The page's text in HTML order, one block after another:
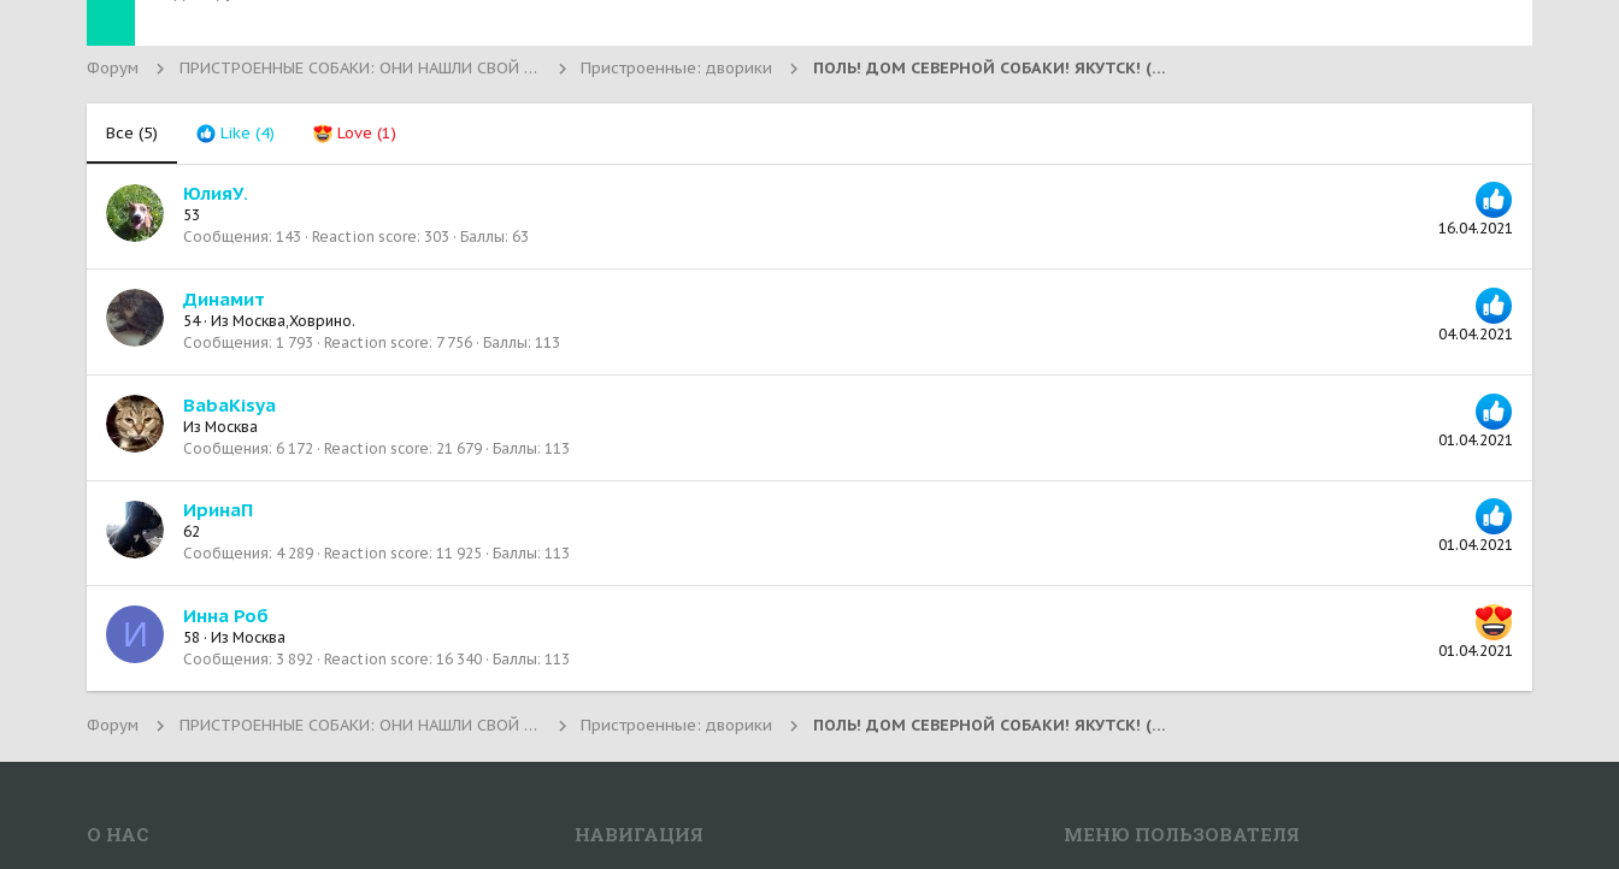
Форум ПРИСТРОЕННЫЕ СОБАКИ: ОНИ НАШЛИ СВОЙ ДОМ! Пристроенные: дворики ПОЛЬ! ДОМ СЕВЕРНОЙ СОБАКИ! ЯКУТСК! (2021) В ГОЛЛАНДИИ!
Все (5) Like (4) Love (1)
16.04.2021
ЮлияУ.
53
Сообщения 143 Reaction score 303 Баллы 63
04.04.2021
Динамит
54 · Из Москва,Ховрино.
Сообщения 1 793 Reaction score 7 756 Баллы 113
01.04.2021
BabaKisya
Из Москва
Сообщения 6 172 Reaction score 21 679 Баллы 113
01.04.2021
ИринаП
62
Сообщения 4 289 Reaction score 11 925 Баллы 113
И 01.04.2021
Инна Роб
58 · Из Москва
Сообщения 3 892 Reaction score 16 340 Баллы 113
Форум ПРИСТРОЕННЫЕ СОБАКИ: ОНИ НАШЛИ СВОЙ ДОМ! Пристроенные: дворики ПОЛЬ! ДОМ СЕВЕРНОЙ СОБАКИ! ЯКУТСК! (2021) В ГОЛЛАНДИИ!
О НАС НАВИГАЦИЯ МЕНЮ ПОЛЬЗОВАТЕЛЯ